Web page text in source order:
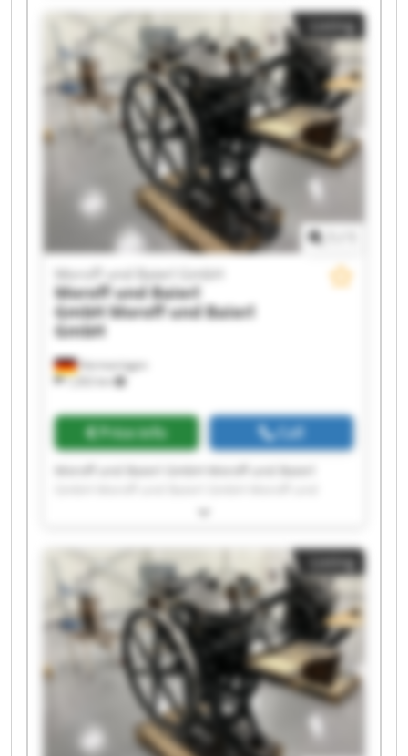
Moroff und Baierl GmbH Moroff und Baierl
GmbH Moroff und Baierl GmbH Moroff und
Baierl GmbH Moroff und Baierl GmbH Moroff
und Baierl GmbH Moroff und Baierl GmbH
Moroff und Baierl GmbH Moroff und Baierl
GmbH Moroff und Baierl GmbH Moroff und
Baierl GmbH Moroff und Baierl GmbH Moroff
und Baierl GmbH
Listing
Hermaringen
1,202 km
Moroff und Baierl GmbH
Moroff und Baierl
GmbHMoroff und Baierl
GmbH
Price info Call
Moroff und Baierl GmbH Moroff und Baierl
Baierl GmbH Moroff und Baierl GmbH Moroff
Moroff und Baierl GmbH Moroff und Baierl
GmbH Moroff und Baierl GmbH Moroff und
Baierl GmbH Moroff und Baierl GmbH Moroff
und Baierl GmbH Moroff und Baierl GmbH
Moroff und Baierl GmbH Moroff und Baierl
GmbH Moroff und Baierl GmbH Moroff und
Baierl GmbH Moroff und Baierl GmbH Moroff
und Baierl GmbH
Listing